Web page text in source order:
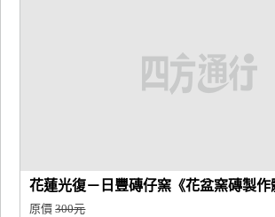
花蓮光復－日豐磚仔窯《花盆窯磚製作
原價300元